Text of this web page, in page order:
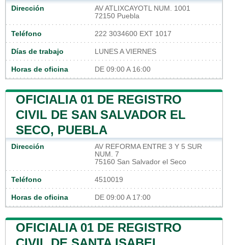
Dirección
AV ATLIXCAYOTL NUM. 1001
72150 Puebla
Teléfono 222 3034600 EXT 1017
Días de trabajo LUNES A VIERNES
Horas de oficina DE 09:00 A 16:00
OFICIALIA 01 DE REGISTRO
CIVIL DE SAN SALVADOR EL
SECO, PUEBLA
Dirección
AV REFORMA ENTRE 3 Y 5 SUR
NUM. 7
75160 San Salvador el Seco
Teléfono 4510019
Horas de oficina DE 09:00 A 17:00
OFICIALIA 01 DE REGISTRO